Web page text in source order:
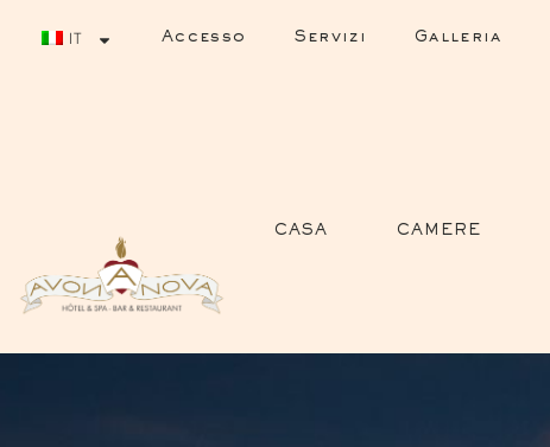
IT Accesso Servizi Galleria
CASA CAMERE